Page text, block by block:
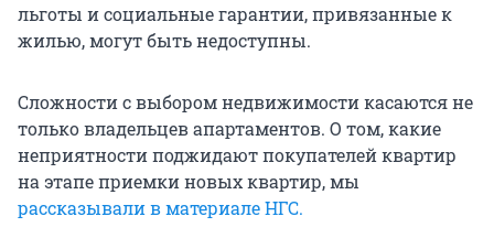
льготы и социальные гарантии, привязанные к
жилью, могут быть недоступны.
Сложности с выбором недвижимости касаются не
только владельцев апартаментов. О том, какие
неприятности поджидают покупателей квартир
на этапе приемки новых квартир, мы
рассказывали в материале НГС.